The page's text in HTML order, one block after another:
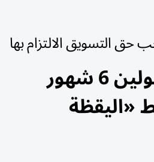
إمهال المشمولين 6 شهور
«اليقظة